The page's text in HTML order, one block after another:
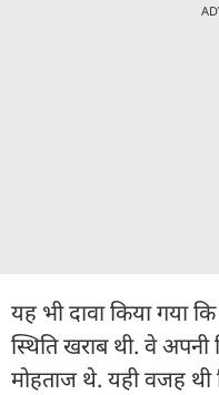
यह भी दावा किया गया
स्थिति खराब थी. वे
मोहताज थे. यही वजह थी